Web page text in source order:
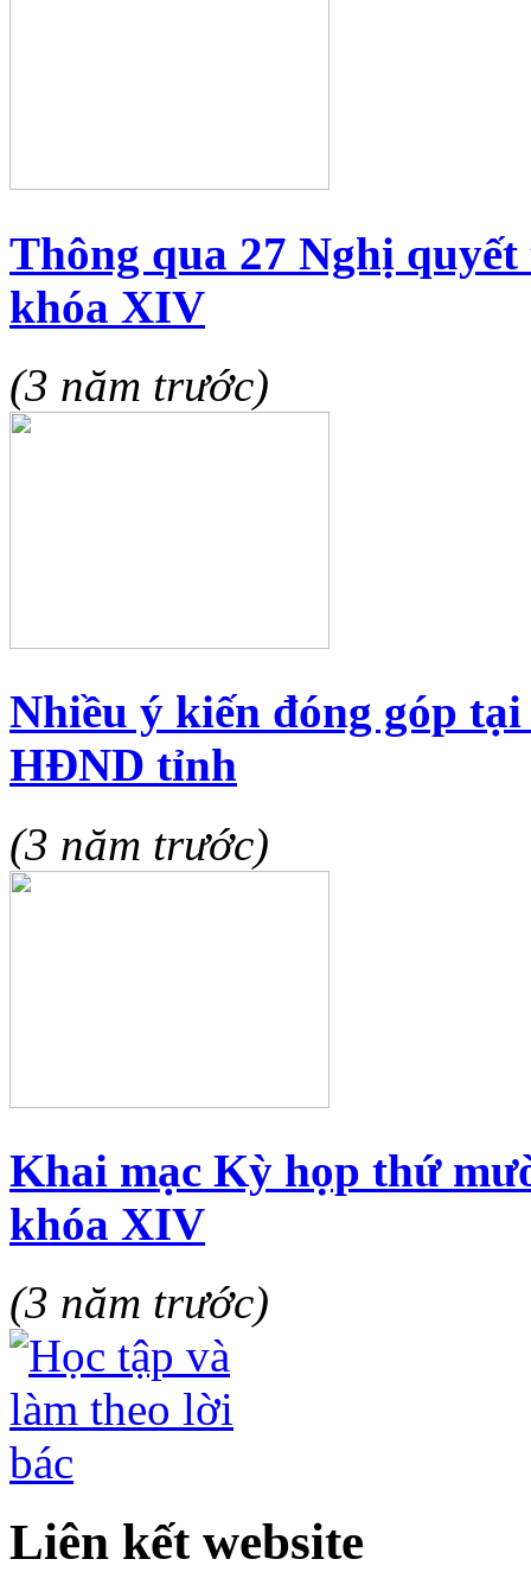
Thông qua 27 Nghị
khóa XIV
(3 năm trước)
Nhiều ý kiến đóng góp
HĐND tỉnh
(3 năm trước)
Khai mạc Kỳ họp thứ
khóa XIV
(3 năm trước)
Liên kết website